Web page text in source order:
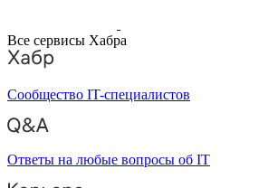
Все сервисы Хабра
Сообщество IT-специалистов
Ответы на любые вопросы об IT